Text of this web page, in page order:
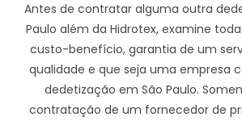
Antes de contratar alguma outra
Paulo além da Hidrotex, examine
custo-benefício, garantia de um
qualidade e que seja uma empresa
dedetização em São Paulo.
contratação de um fornecedor de